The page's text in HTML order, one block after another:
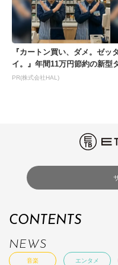
『カートン買い、ダメ。ゼッ
イ。』年間11万円節約の新型
コが爆売れ
PR(株式会社HAL)
CONTENTS
NEWS
音楽 エンタメ